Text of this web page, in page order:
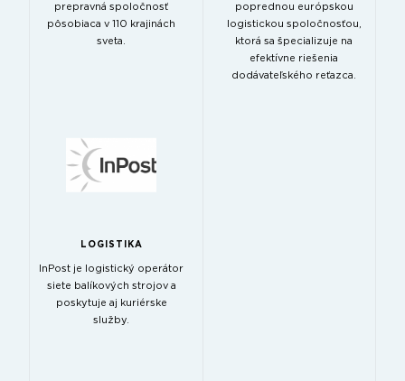
prepravná spoločnosť
pôsobiaca v 110 krajinách
sveta.
poprednou európskou
logistickou spoločnosťou,
ktorá sa špecializuje na
efektívne riešenia
dodávateľského reťazca.
LOGISTIKA
InPost je logistický operátor
siete balíkových strojov a
poskytuje aj kuriérske
služby.